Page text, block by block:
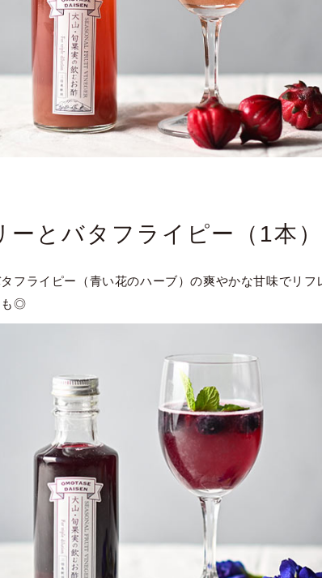
ーとバタフライピー（1本）
フライピー（青い花のハーブ）の爽やかな甘味でリフ
も◎